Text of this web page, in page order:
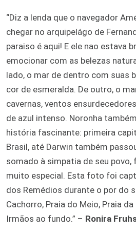
“Diz a lenda que o navegador
chegar no arquipelágo de
paraiso é aqui! E ele nao estava
emocionar com as belezas
lado, o mar de dentro com suas
cor de esmeralda. De outro, o
cavernas, ventos
de azul intenso. Noronha
história fascinante: primeira
Brasil, até Darwin também
somado à simpatia de seu povo,
muito especial. Esta foto foi
dos Remédios durante o por do
Cachorro, Praia do Meio, Praia
Irmãos ao fundo.” – Ronira